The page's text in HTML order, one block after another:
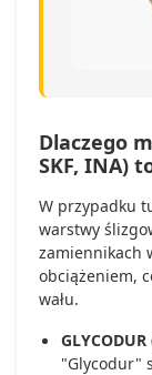
Dlaczego
SKF, INA)
W przypadku
warstwy
zamiennikach
obciążeniem,
wału.
"Glycodur"